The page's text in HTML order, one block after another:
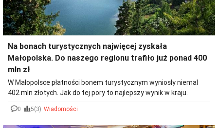
Na bonach turystycznych najwięcej zyskała
Małopolska. Do naszego regionu trafiło już ponad 400
mln zł
W Małopolsce płatności bonem turystycznym wyniosły niemal
402 mln złotych. Jak do tej pory to najlepszy wynik w kraju.
0 5(3) Wiadomości